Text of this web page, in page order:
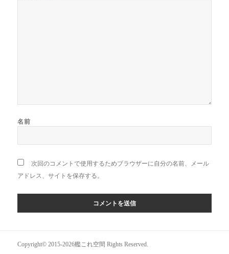
名前
次回のコメントで使用するためブラウザーに自分の名前、メール
アドレス、サイトを保存する。
Copyright© 2015-2026艦これ空間 Rights Reserved.